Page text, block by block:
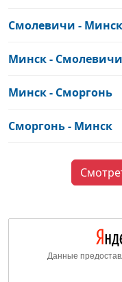
Смолевичи - Минск
Минск - Смолевичи
Минск - Сморгонь
Сморгонь - Минск
Данные